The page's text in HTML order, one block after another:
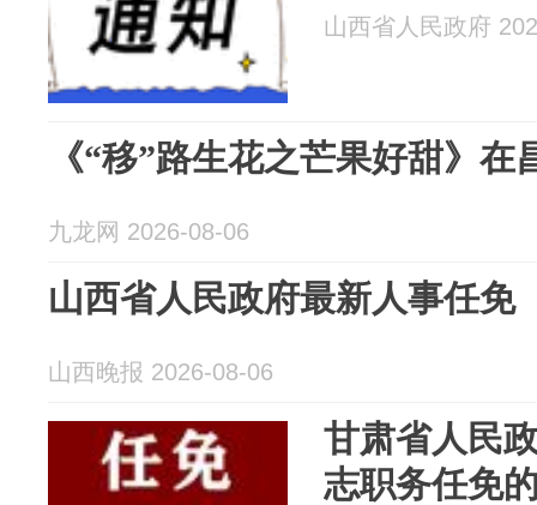
山西省人民政府
《“移”路生花之芒果好甜》在
九龙网 2026-08-06
山西省人民政府最新人事任免
山西晚报 2026-08-06
甘肃省人民
志职务任免